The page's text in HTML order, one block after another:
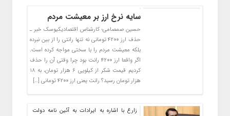
سایه نرخ ارز بر معیشت مردم
حسین صمصامی؛ کارشناس اقتصادیکیوسک خبر ـ
حذف ارز ۴۲۰۰ تومانی نه تنها رانتی را از بین نبرده
بلکه معیشت مردم را با سختی مواجه کرده است.
اگر واقعا ارز ۴۲۰۰ رانت بود چرا وقتی آن را حذف
کردیم قیمت شکر از کیلویی ۶ هزار تومان، به ۱۸
هزار تومان رسید؟ رانت یعنی ارز ۴۲۰۰ تومانی […]
زارع با اشاره به ایرادات به آئین نامه دولت